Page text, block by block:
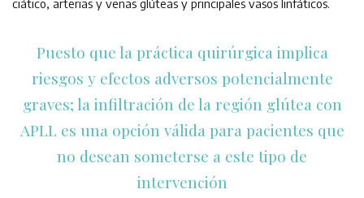
ciático, arterias y venas glúteas y principales vasos linfáticos.
Puesto que la práctica quirúrgica implica
riesgos y efectos adversos potencialmente
graves; la infiltración de la región glútea con
APLL es una opción válida para pacientes que
no desean someterse a este tipo de
intervención